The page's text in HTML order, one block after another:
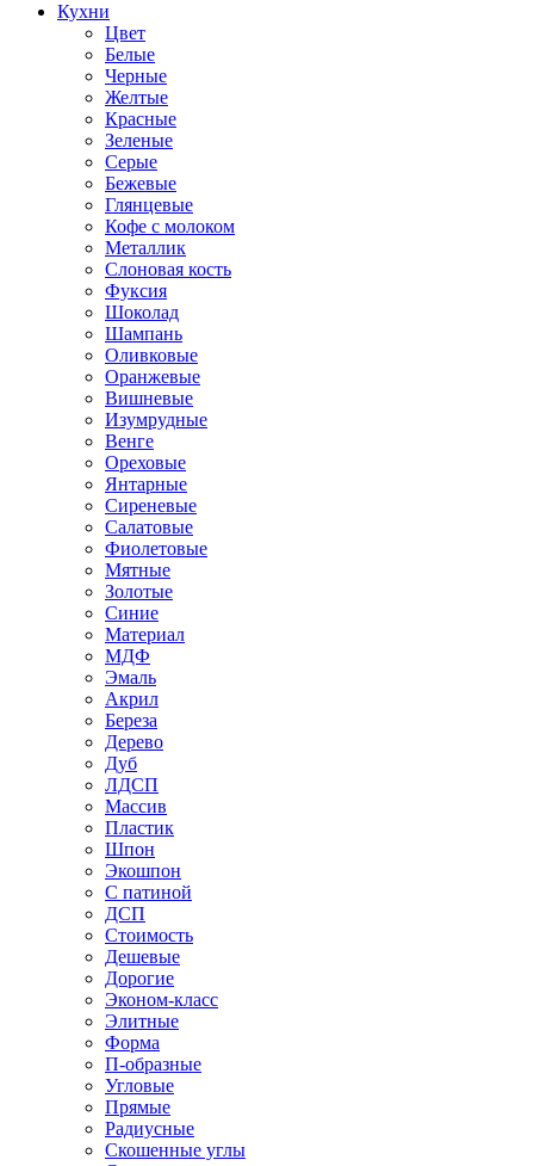
Кухни
Цвет
Белые
Черные
Желтые
Красные
Зеленые
Серые
Бежевые
Глянцевые
Кофе с молоком
Металлик
Слоновая кость
Фуксия
Шоколад
Шампань
Оливковые
Оранжевые
Вишневые
Изумрудные
Венге
Ореховые
Янтарные
Сиреневые
Салатовые
Фиолетовые
Мятные
Золотые
Синие
Материал
МДФ
Эмаль
Акрил
Береза
Дерево
Дуб
ЛДСП
Массив
Пластик
Шпон
Экошпон
С патиной
ДСП
Стоимость
Дешевые
Дорогие
Эконом-класс
Элитные
Форма
П-образные
Угловые
Прямые
Радиусные
Скошенные углы